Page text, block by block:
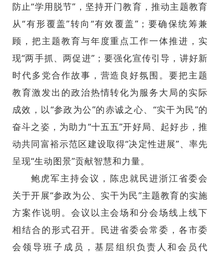
防止“学用脱节”，坚持开门教育，推动主题教育
从“有形覆盖”转向“有效覆盖”；要确保统筹兼
顾，把主题教育与年度重点工作一体推进，实
现“两手抓、两促进”；要强化宣传引导，讲好新
时代多党合作故事，营造良好氛围。要把主题
教育激发出的政治热情转化为服务大局的实际
成效，以“参政为公”的赤诚之心、“实干为民”的
奋斗之姿，为助力“十五五”开好局、起好步，推
动共同富裕示范区建设取得“决定性进展”、率先
呈现“生动图景”贡献智慧和力量。
鲍虎军主持会议，陈忠就民进浙江省委会
关于开展“参政为公、实干为民”主题教育的实施
方案作说明。会议以主会场和分会场线上线下
相结合的形式召开。民进省委会常委，各市委
会领导班子成员，基层组织负责人和会员代